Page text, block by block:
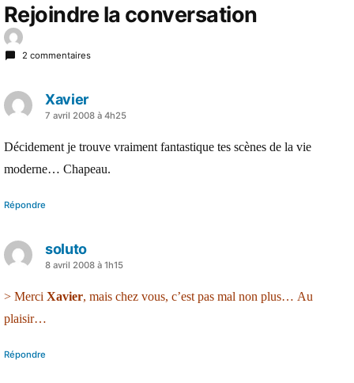
Rejoindre la conversation
2 commentaires
Xavier
a
dit :
7 avril 2008 à 4h25
Décidement je trouve vraiment fantastique tes scènes de la vie
moderne… Chapeau.
Répondre
soluto
a
dit :
8 avril 2008 à 1h15
> Merci Xavier, mais chez vous, c’est pas mal non plus… Au
plaisir…
Répondre